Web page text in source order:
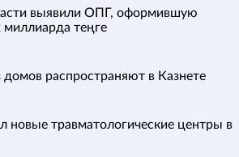
выявили ОПГ, оформившую
теңге
распространяют в Казнете
новые травматологические центры в